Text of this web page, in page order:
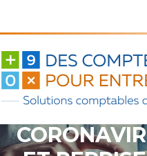
Aller
contenu